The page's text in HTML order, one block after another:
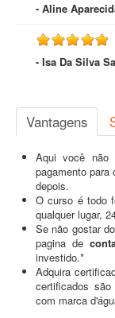
- Aline
- Isa Da Silva
Vantagens
Aqui você não
pagamento para
depois.
O curso é todo
qualquer lugar,
Se não gostar
pagina de
investido.*
Adquira
certificados
com marca